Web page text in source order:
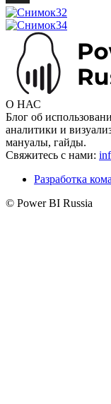
О НАС
Блог об
аналитики и
мануалы, гайды.
Свяжитесь с нами:
Разработка
© Power BI Russia